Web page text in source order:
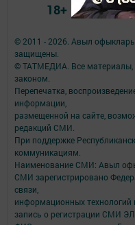
© 2011 - 2026. Авыл
защищены.
© ТАТМЕДИА. Все материалы,
законом.
Перепечатка,
информации,
размещенной на сайте,
редакций СМИ.
При поддержке
коммуникациям.
Наименование СМИ: Авыл
СМИ зарегистрировано
связи,
информационных
запись о регистрации СМИ
18+